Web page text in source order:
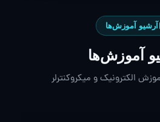
آرشیو آموزش‌ها
آموزش‌ها
الکترونیک و میکروکنترلر